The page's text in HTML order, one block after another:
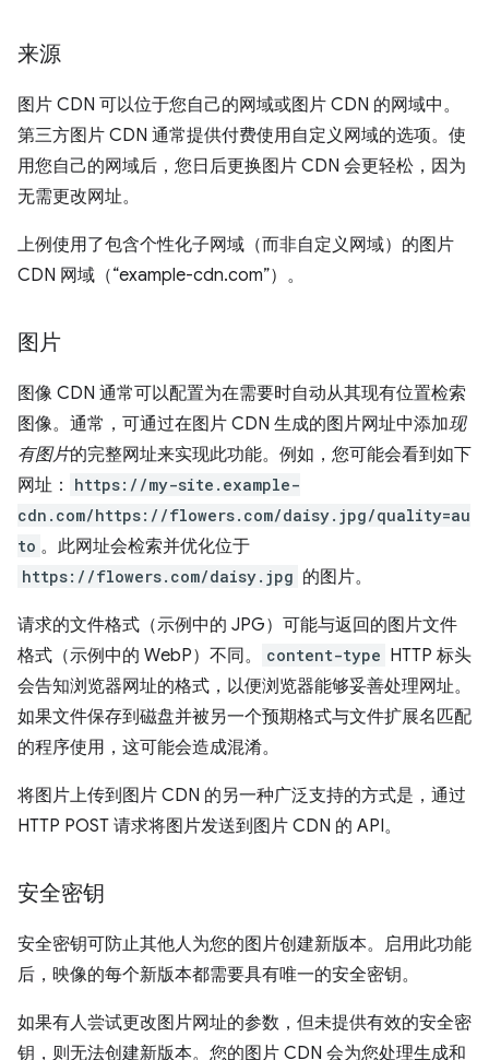
来源
图片 CDN 可以位于您自己的网域或图片 CDN 的网域中。
第三方图片 CDN 通常提供付费使用自定义网域的选项。使
用您自己的网域后，您日后更换图片 CDN 会更轻松，因为
无需更改网址。
上例使用了包含个性化子网域（而非自定义网域）的图片
CDN 网域（“example-cdn.com”）。
图片
图像 CDN 通常可以配置为在需要时自动从其现有位置检索
图像。通常，可通过在图片 CDN 生成的图片网址中添加现
有图片的完整网址来实现此功能。例如，您可能会看到如下
网址：
https://my-site.example-
cdn.com/https://flowers.com/daisy.jpg/quality=au
to 。此网址会检索并优化位于
https://flowers.com/daisy.jpg 的图片。
请求的文件格式（示例中的 JPG）可能与返回的图片文件
格式（示例中的 WebP）不同。
content-type HTTP 标头
会告知浏览器网址的格式，以便浏览器能够妥善处理网址。
如果文件保存到磁盘并被另一个预期格式与文件扩展名匹配
的程序使用，这可能会造成混淆。
将图片上传到图片 CDN 的另一种广泛支持的方式是，通过
HTTP POST 请求将图片发送到图片 CDN 的 API。
安全密钥
安全密钥可防止其他人为您的图片创建新版本。启用此功能
后，映像的每个新版本都需要具有唯一的安全密钥。
如果有人尝试更改图片网址的参数，但未提供有效的安全密
钥，则无法创建新版本。您的图片 CDN 会为您处理生成和